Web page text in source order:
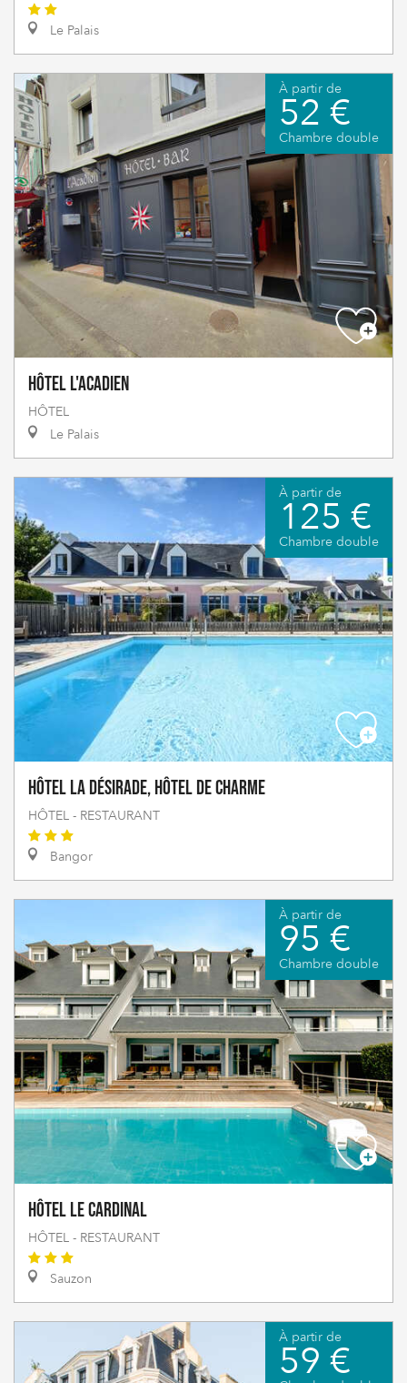
Le Palais
À partir de
52 €
Chambre double
Hôtel L'Acadien
HÔTEL
Le Palais
À partir de
125 €
Chambre double
Hôtel La Désirade, Hôtel de Charme
HÔTEL - RESTAURANT
Bangor
À partir de
95 €
Chambre double
Hôtel Le Cardinal
HÔTEL - RESTAURANT
Sauzon
À partir de
59 €